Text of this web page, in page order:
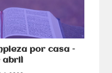
por casa –
abril